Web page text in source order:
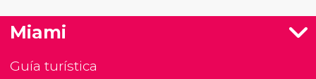
Miami
Guía turística